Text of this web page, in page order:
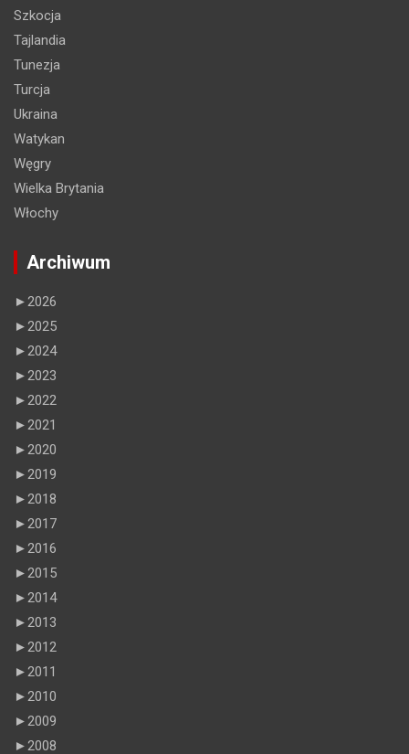
Szkocja
Tajlandia
Tunezja
Turcja
Ukraina
Watykan
Węgry
Wielka Brytania
Włochy
Archiwum
►2026
►2025
►2024
►2023
►2022
►2021
►2020
►2019
►2018
►2017
►2016
►2015
►2014
►2013
►2012
►2011
►2010
►2009
►2008